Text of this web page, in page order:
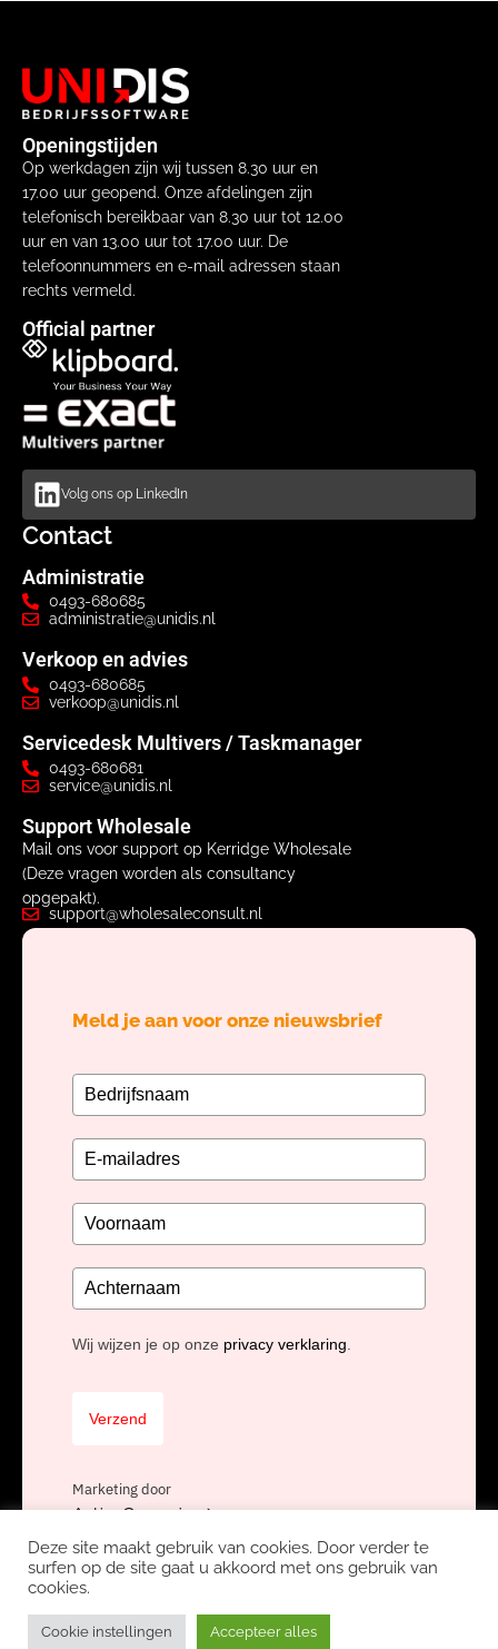
Openingstijden
Op werkdagen zijn wij tussen 8.30 uur en
17.00 uur geopend. Onze afdelingen zijn
telefonisch bereikbaar van 8.30 uur tot 12.00
uur en van 13.00 uur tot 17.00 uur. De
telefoonnummers en e-mail adressen staan
rechts vermeld.
Official partner
Volg ons op LinkedIn
Contact
Administratie
0493-680685
administratie@unidis.nl
Verkoop en advies
0493-680685
verkoop@unidis.nl
Servicedesk Multivers / Taskmanager
0493-680681
service@unidis.nl
Support Wholesale
Mail ons voor support op Kerridge Wholesale
(Deze vragen worden als consultancy
opgepakt).
support@wholesaleconsult.nl
Meld je aan voor onze nieuwsbrief
Wij wijzen je op onze privacy verklaring.
Verzend
Marketing door
Privacyverklaring
Avg Werken bij Unidis
Deze site maakt gebruik van cookies. Door verder te
surfen op de site gaat u akkoord met ons gebruik van
cookies.
Cookie instellingen Accepteer alles